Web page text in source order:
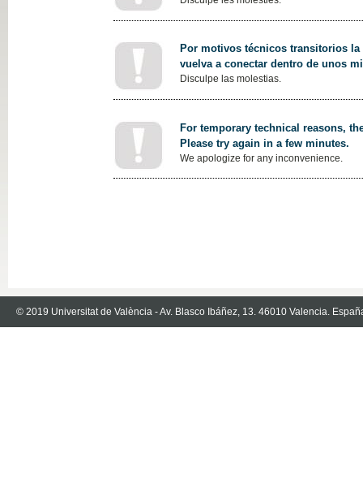
Por motivos técnicos transitorios
vuelva a conectar dentro de unos
Disculpe las molestias.
For temporary technical reasons,
Please try again in a few minutes.
We apologize for any inconvenience.
© 2019 Universitat de València - Av. Blasco Ibáñez, 13. 46010 Valencia.